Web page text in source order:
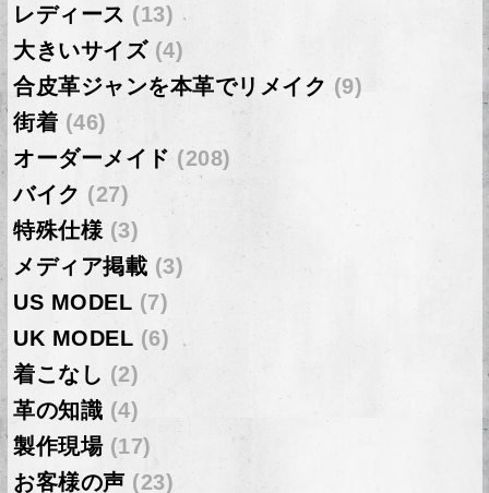
レディース (13)
大きいサイズ(4)
合皮革ジャンを本革でリメイク (9)
街着 (46)
オーダーメイド(208)
バイク (27)
特殊仕様 (3)
メディア掲載 (3)
US MODEL (7)
UK MODEL (6)
着こなし (2)
革の知識 (4)
製作現場(17)
お客様の声 (23)